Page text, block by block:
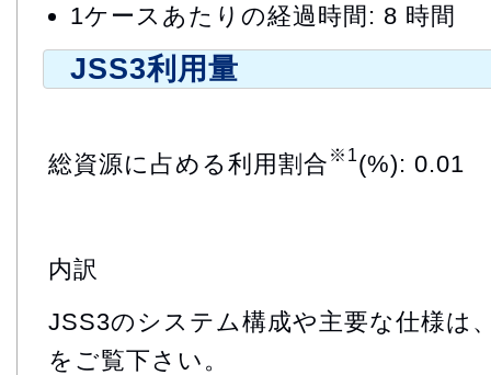
1ケースあたりの経過時間: 8 時間
JSS3利用量
総資源に占める利用割合 ※1(%): 0.01
内訳
JSS3のシステム構成や主要な仕様は
をご覧下さい。